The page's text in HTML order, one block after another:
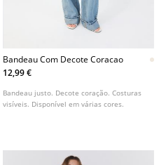
Bandeau Com Decote Coracao
12,99 €
Bandeau justo. Decote coração. Costuras
visíveis. Disponível em várias cores.